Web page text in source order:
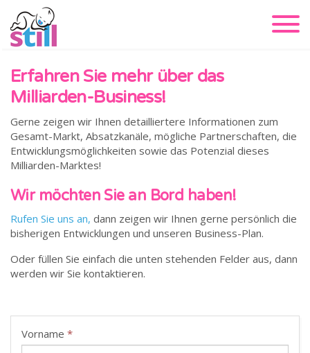
Erfahren Sie mehr über das
Milliarden-Business!
Gerne zeigen wir Ihnen detailliertere Informationen zum
Gesamt-Markt, Absatzkanäle, mögliche Partnerschaften, die
Entwicklungsmöglichkeiten sowie das Potenzial dieses
Milliarden-Marktes!
Wir möchten Sie an Bord haben!
Rufen Sie uns an, dann zeigen wir Ihnen gerne persönlich die
bisherigen Entwicklungen und unseren Business-Plan.
Oder füllen Sie einfach die unten stehenden Felder aus, dann
werden wir Sie kontaktieren.
Vorname *